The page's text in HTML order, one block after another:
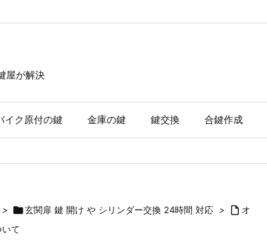
屋が解決
イク原付の鍵 金庫の鍵 鍵交換 合鍵作成
> 玄関扉 鍵 開け や シリンダー交換 24時間 対応 >  オ
て